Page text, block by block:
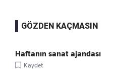
GÖZDEN KAÇMASIN
Haftanın sanat ajandası
Kaydet